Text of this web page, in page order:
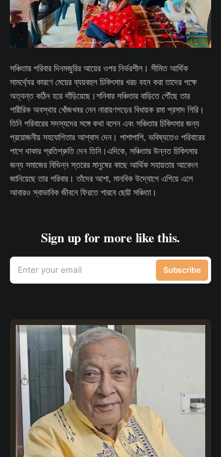
সঞ্চিতার পরিবার দিনমজুরির আয়ের ওপর নির্ভরশীল। সীমিত আর্থিক
সামর্থ্যের কারণে মেয়ের ব্যয়বহুল চিকিৎসার খরচ বহন করা তাদের পক্ষে
অত্যন্ত কঠিন হয়ে দাঁড়িয়েছে।শনিবার সঞ্চিতার বাড়িতে পৌঁছে তার
শারীরিক অবস্থার খোঁজখবর নেন নারায়ণগড়ের বিধায়ক রমা প্রসাদ গিরি।
তিনি পরিবারের সদস্যদের সঙ্গে কথা বলেন এবং সঞ্চিতার চিকিৎসার জন্য
প্রয়োজনীয় সহযোগিতার আশ্বাস দেন। পাশাপাশি, ভবিষ্যতেও পরিবারের
পাশে থাকার প্রতিশ্রুতি দেন তিনি।এদিকে, সঞ্চিতার উন্নত চিকিৎসার
জন্য সমাজের বিভিন্ন স্তরের মানুষের কাছে আর্থিক সহায়তার আবেদন
জানিয়েছে তার পরিবার। তাঁদের আশা, মানবিক উদ্যোগে এগিয়ে এলে
আবারও স্বাভাবিক জীবনে ফিরতে পারবে ছোট্ট সঞ্চিতা।
Sign up for more like this.
Enter your email Subscribe